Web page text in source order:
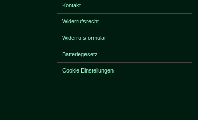
Kontakt
Widerrufsrecht
Widerrufsformular
Batteriegesetz
Cookie Einstellungen